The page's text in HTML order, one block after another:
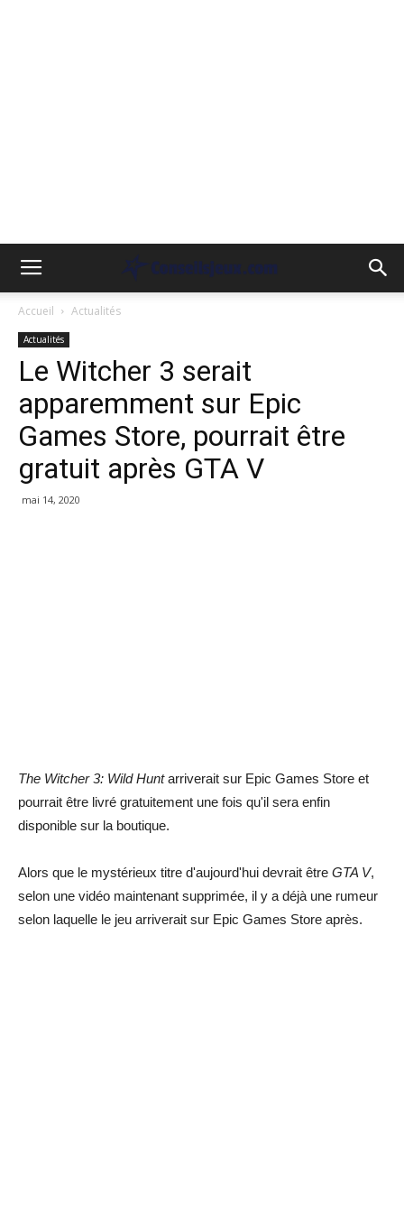
Accueil Actualités
Actualités
Le Witcher 3 serait
apparemment sur Epic
Games Store, pourrait être
gratuit après GTA V
mai 14, 2020
The Witcher 3: Wild Huntarriverait sur Epic Games Store et
pourrait être livré gratuitement une fois qu'il sera enfin
disponible sur la boutique.
Alors que le mystérieux titre d'aujourd'hui devrait être GTA V,
selon une vidéo maintenant supprimée, il y a déjà une rumeur
selon laquelle le jeu arriverait sur Epic Games Store après.